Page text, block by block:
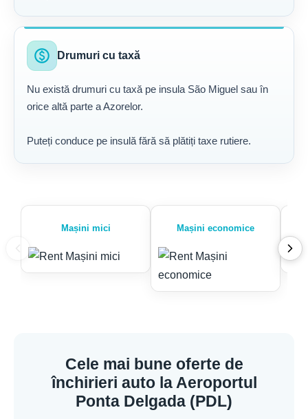
paid Drumuri cu taxă
Nu există drumuri cu taxă pe insula São Miguel sau în
orice altă parte a Azorelor.
Puteți conduce pe insulă fără să plătiți taxe rutiere.
Mașini mici Mașini economice
Cele mai bune oferte de
închirieri auto la Aeroportul
Ponta Delgada (PDL)